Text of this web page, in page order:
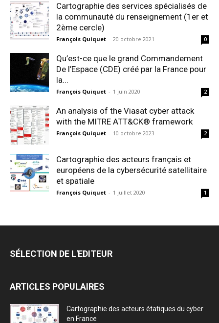
Cartographie des services spécialisés de
la communauté du renseignement (1er et
2ème cercle)
François Quiquet - 20 octobre 2021 0
Qu’est-ce que le grand Commandement
De l’Espace (CDE) créé par la France pour
la...
François Quiquet - 1 juin 2020 2
An analysis of the Viasat cyber attack
with the MITRE ATT&CK® framework
François Quiquet - 10 octobre 2023 2
Cartographie des acteurs français et
européens de la cybersécurité satellitaire
et spatiale
François Quiquet - 1 juillet 2020 1
SÉLECTION DE L'EDITEUR
ARTICLES POPULAIRES
Cartographie des acteurs étatiques du cyber
en France